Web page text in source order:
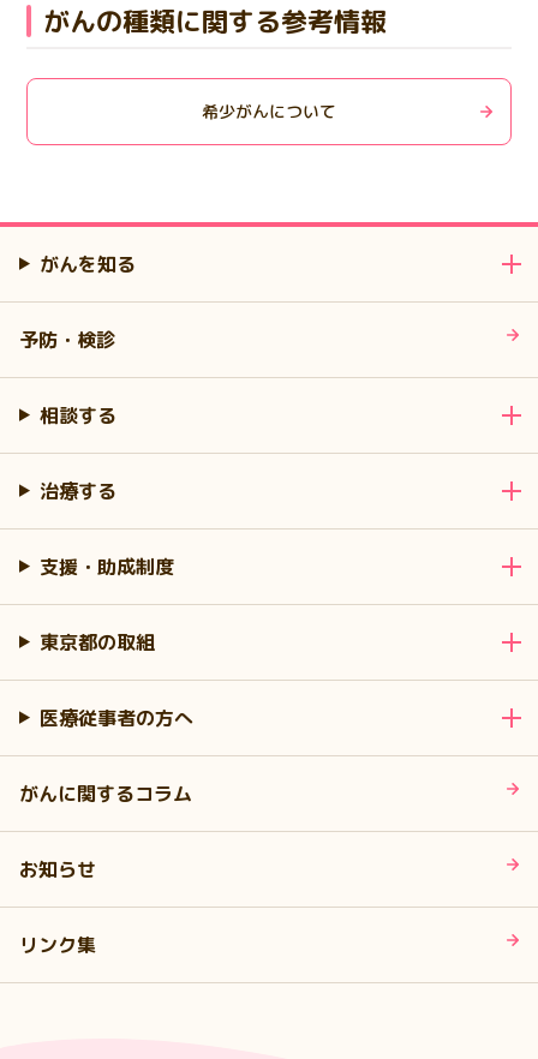
がんの種類に関する参考情報
希少がんについて
がんを知る
予防・検診
相談する
治療する
支援・助成制度
東京都の取組
医療従事者の方へ
がんに関するコラム
お知らせ
リンク集